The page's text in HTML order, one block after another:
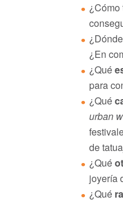
¿Cómo
¿En
¿Qué
para
¿Qué
urban
de
¿Qué
joyería
¿Qué